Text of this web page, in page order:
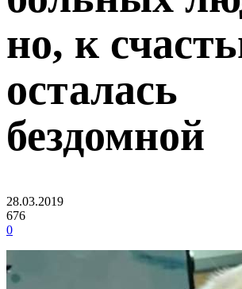
но, к
осталась
бездомной
28.03.2019
676
0